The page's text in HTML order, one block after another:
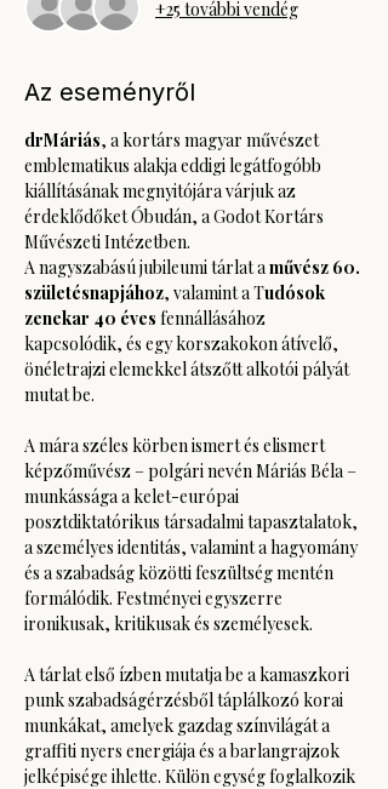
+25 további vendég
Az eseményről
drMáriás, a kortárs magyar művészet
emblematikus alakja eddigi legátfogóbb
kiállításának megnyitójára várjuk az
érdeklődőket Óbudán, a Godot Kortárs
Művészeti Intézetben.
A nagyszabású jubileumi tárlat a művész 60.
születésnapjához, valamint a Tudósok
zenekar 40 éves fennállásához
kapcsolódik, és egy korszakokon átívelő,
önéletrajzi elemekkel átszőtt alkotói pályát
mutat be.
A mára széles körben ismert és elismert
képzőművész – polgári nevén Máriás Béla –
munkássága a kelet-európai
posztdiktatórikus társadalmi tapasztalatok,
a személyes identitás, valamint a hagyomány
és a szabadság közötti feszültség mentén
formálódik. Festményei egyszerre
ironikusak, kritikusak és személyesek.
A tárlat első ízben mutatja be a kamaszkori
punk szabadságérzésből táplálkozó korai
munkákat, amelyek gazdag színvilágát a
graffiti nyers energiája és a barlangrajzok
jelképisége ihlette. Külön egység foglalkozik